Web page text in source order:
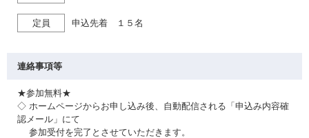
定員 申込先着 １５名
連絡事項等
★参加無料★
◇ ホームページからお申し込み後、自動配信される「申込み内容確
認メール」にて
参加受付を完了とさせていただきます。